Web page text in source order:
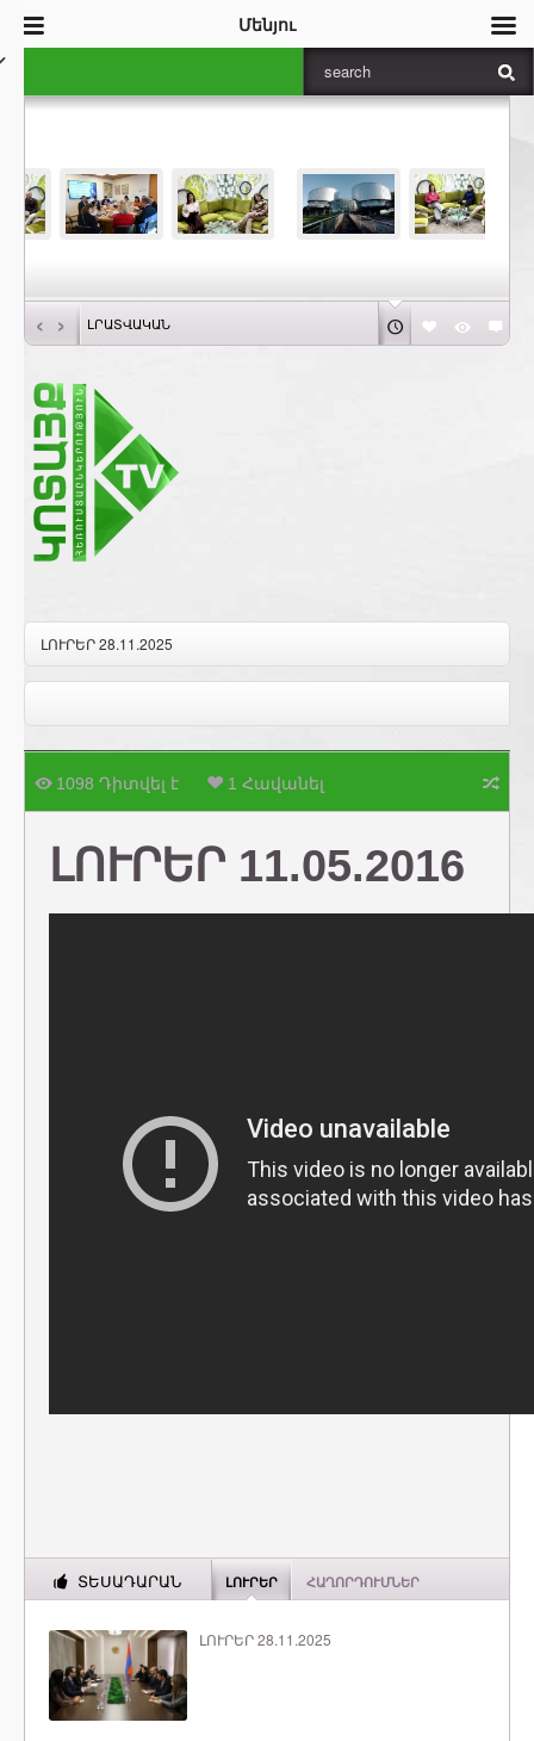
‹ › ԼՐԱՏՎԱԿԱՆ
ԼՈՒՐԵՐ 28.11.2025
1098 Դիտվել է 1 Հավանել
ԼՈՒՐԵՐ 11.05.2016
ՏԵՍԱԴԱՐԱՆ ԼՈՒՐԵՐ ՀԱՂՈՐԴՈՒՄՆԵՐ
ԼՈՒՐԵՐ 28.11.2025
Մենյու